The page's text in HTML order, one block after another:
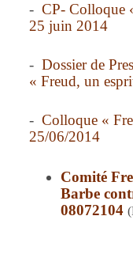
-CP- Colloque
25 juin 2014
-Dossier de
« Freud, un
-Colloque «
25/06/2014
Comité
Barbe
08072104 (